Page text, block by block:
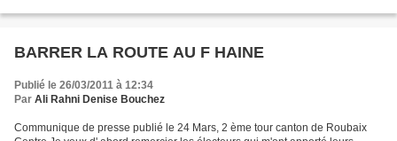
BARRER LA ROUTE AU F HAINE
Publié le 26/03/2011 à 12:34
Par Ali Rahni Denise Bouchez
Communique de presse publié le 24 Mars, 2 ème tour canton de Roubaix